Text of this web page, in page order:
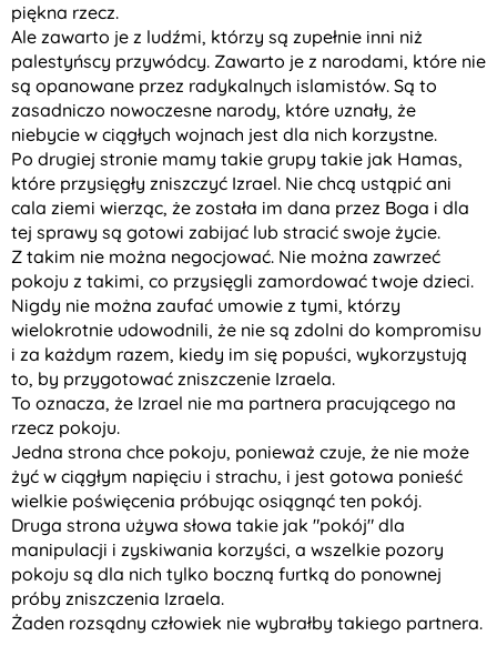
piękna rzecz.
Ale zawarto je z ludźmi, którzy są zupełnie inni niż
palestyńscy przywódcy. Zawarto je z narodami, które nie
są opanowane przez radykalnych islamistów. Są to
zasadniczo nowoczesne narody, które uznały, że
niebycie w ciągłych wojnach jest dla nich korzystne.
Po drugiej stronie mamy takie grupy takie jak Hamas,
które przysięgły zniszczyć Izrael. Nie chcą ustąpić ani
cala ziemi wierząc, że została im dana przez Boga i dla
tej sprawy są gotowi zabijać lub stracić swoje życie.
Z takim nie można negocjować. Nie można zawrzeć
pokoju z takimi, co przysięgli zamordować twoje dzieci.
Nigdy nie można zaufać umowie z tymi, którzy
wielokrotnie udowodnili, że nie są zdolni do kompromisu
i za każdym razem, kiedy im się popuści, wykorzystują
to, by przygotować zniszczenie Izraela.
To oznacza, że Izrael nie ma partnera pracującego na
rzecz pokoju.
Jedna strona chce pokoju, ponieważ czuje, że nie może
żyć w ciągłym napięciu i strachu, i jest gotowa ponieść
wielkie poświęcenia próbując osiągnąć ten pokój.
Druga strona używa słowa takie jak "pokój" dla
manipulacji i zyskiwania korzyści, a wszelkie pozory
pokoju są dla nich tylko boczną furtką do ponownej
próby zniszczenia Izraela.
Żaden rozsądny człowiek nie wybrałby takiego partnera.